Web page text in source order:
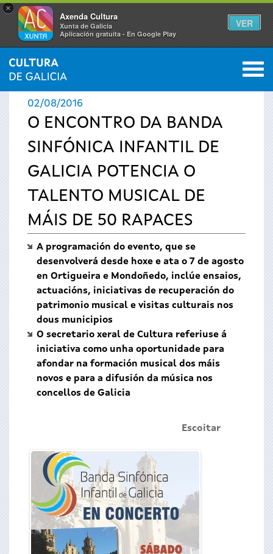
×
Axenda Cultura
Xunta de Galicia
Aplicación gratuíta - En Google Play
VER
Vostede
está
aquí
INICIO › ACTUALIDADE 0
02/08/2016
O ENCONTRO DA BANDA
SINFÓNICA INFANTIL DE
GALICIA POTENCIA O
TALENTO MUSICAL DE
MÁIS DE 50 RAPACES
A programación do evento, que se
desenvolverá desde hoxe e ata o 7 de agosto
en Ortigueira e Mondoñedo, inclúe ensaios,
actuacións, iniciativas de recuperación do
patrimonio musical e visitas culturais nos
dous municipios
O secretario xeral de Cultura referiuse á
iniciativa como unha oportunidade para
afondar na formación musical dos máis
novos e para a difusión da música nos
concellos de Galicia
Escoitar